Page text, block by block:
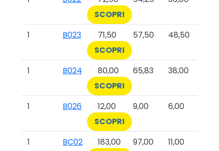
SCOPRI
1
B023 71,50 57,50
48,50
SCOPRI
1
B024 80,00 65,83
38,00
SCOPRI
1
B026 12,00 9,00
6,00
SCOPRI
1
BC02 183,00 97,00
11,00